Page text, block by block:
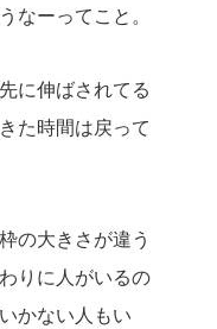
なーってこと。
に伸ばされてる
た時間は戻って
の大きさが違う
りに人がいるの
かない人もい